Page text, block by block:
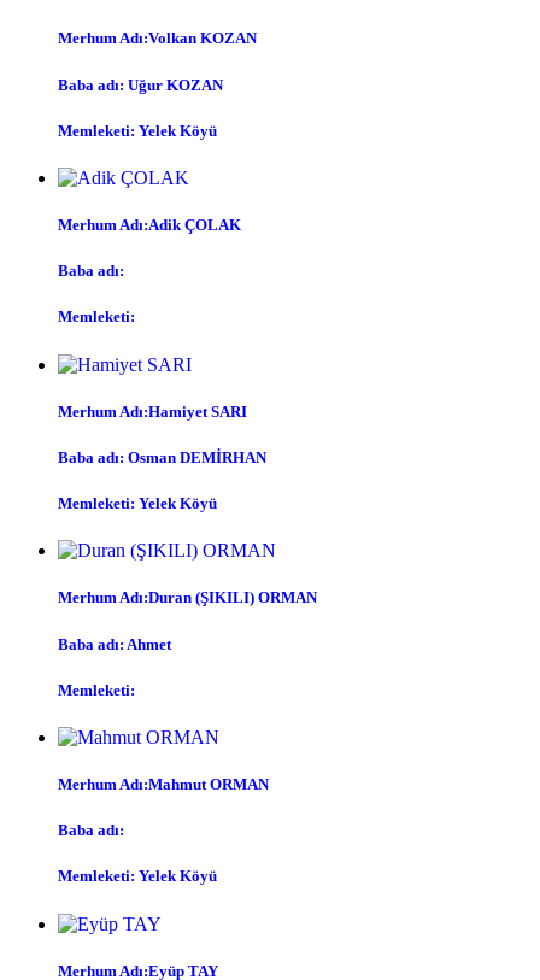
Merhum Adı:Volkan KOZAN
Baba adı: Uğur KOZAN
Memleketi: Yelek Köyü
Merhum Adı:Adik ÇOLAK
Baba adı:
Memleketi:
Merhum Adı:Hamiyet SARI
Baba adı: Osman DEMİRHAN
Memleketi: Yelek Köyü
Merhum Adı:Duran (ŞIKILI) ORMAN
Baba adı: Ahmet
Memleketi:
Merhum Adı:Mahmut ORMAN
Baba adı:
Memleketi: Yelek Köyü
Merhum Adı:Eyüp TAY